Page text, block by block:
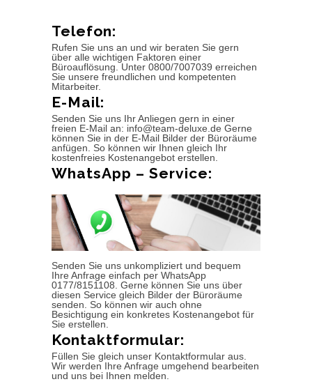
Telefon:
Rufen Sie uns an und wir beraten Sie gern
über alle wichtigen Faktoren einer
Büroauflösung. Unter 0800/7007039 erreichen
Sie unsere freundlichen und kompetenten
Mitarbeiter.
E-Mail:
Senden Sie uns Ihr Anliegen gern in einer
freien E-Mail an: info@team-deluxe.de Gerne
können Sie in der E-Mail Bilder der Büroräume
anfügen. So können wir Ihnen gleich Ihr
kostenfreies Kostenangebot erstellen.
WhatsApp – Service:
Senden Sie uns unkompliziert und bequem
Ihre Anfrage einfach per WhatsApp
0177/8151108. Gerne können Sie uns über
diesen Service gleich Bilder der Büroräume
senden. So können wir auch ohne
Besichtigung ein konkretes Kostenangebot für
Sie erstellen.
Kontaktformular:
Füllen Sie gleich unser Kontaktformular aus.
Wir werden Ihre Anfrage umgehend bearbeiten
und uns bei Ihnen melden.